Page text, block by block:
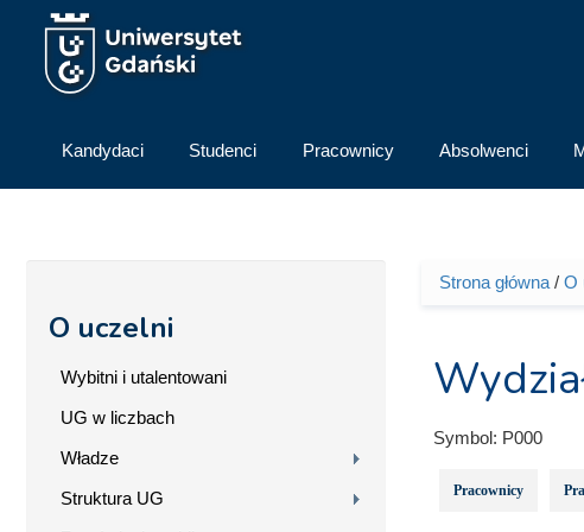
Przejdź do treści
Kandydaci Studenci Pracownicy Absolwenci
O uczelni
Wybitni i utalentowani
UG w liczbach
Władze
Struktura UG
Jesteś
Strona główna/ O
Symbol: P000
Pracownicy